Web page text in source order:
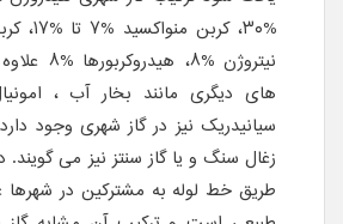
نیتروژن
های دیگری مانند بخار آب ،
سیانیدریک نیز در گاز شهری وجود
زغال سنگ و یا گاز سنتز نیز می گویند.
طریق خط لوله به مشترکین در شهرها